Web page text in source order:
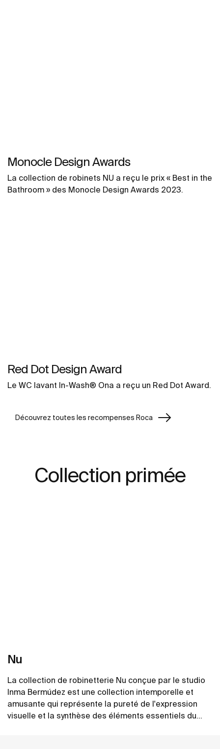
Monocle Design Awards
La collection de robinets NU a reçu le prix « Best in the
Bathroom » des Monocle Design Awards 2023.
Red Dot Design Award
Le WC lavant In-Wash® Ona a reçu un Red Dot Award.
Découvrez toutes les recompenses Roca
Collection primée
Nu
La collection de robinetterie Nu conçue par le studio
Inma Bermúdez est une collection intemporelle et
amusante qui représente la pureté de l'expression
visuelle et la synthèse des éléments essentiels du